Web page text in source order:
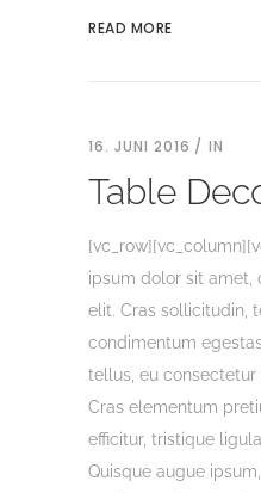
READ MORE
16. JUNI 2016 IN
Table
ipsum dolor sit amet,
elit. Cras sollicitudin,
condimentum
tellus, eu
Cras elementum
efficitur, tristique
Quisque augue